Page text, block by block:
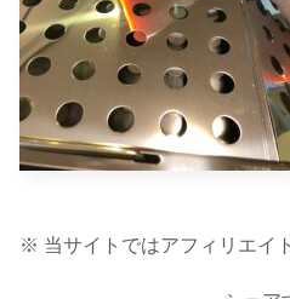
※ 当サイトではアフィリエイ